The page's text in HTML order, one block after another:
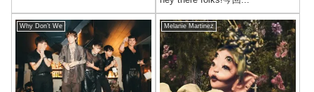
Why Don’t We Melanie Martinez